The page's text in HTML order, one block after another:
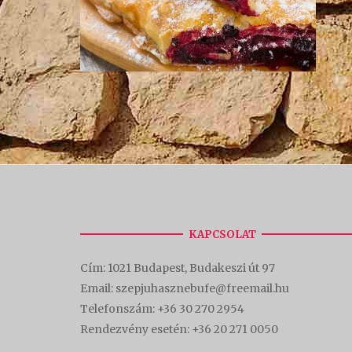
KAPCSOLAT
Cím: 1021 Budapest, Budakeszi út 97
Email: szepjuhasznebufe@freemail.hu
Telefonszám: +36 30 270 2954
Rendezvény esetén: +36 20 271 0050